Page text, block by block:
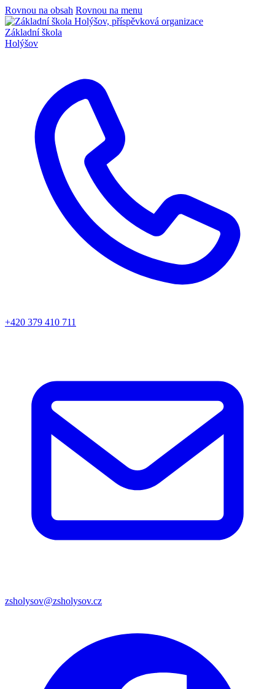
Rovnou na obsah Rovnou na menu
Základní škola
Holýšov
+420 379 410 711
zsholysov@zsholysov.cz